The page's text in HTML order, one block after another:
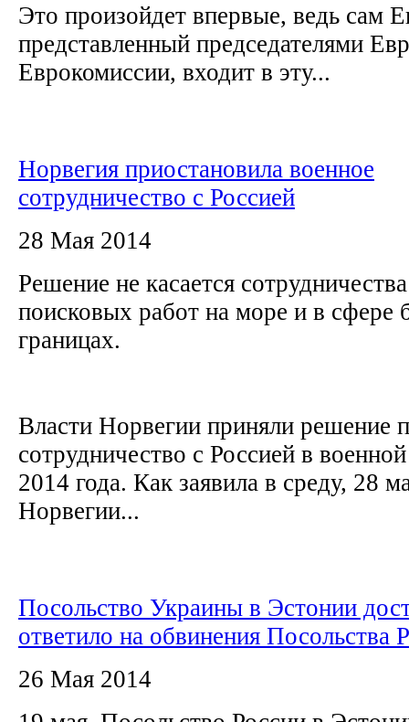
Это произойдет впервые, ведь сам
представленный председателями
Еврокомиссии, входит в эту...
Норвегия приостановила военное
сотрудничество с Россией
28 Мая 2014
Решение не касается
поисковых работ на море и в сфере
границах.
Власти Норвегии приняли решение
сотрудничество с Россией в
2014 года. Как заявила в среду, 28
Норвегии...
Посольство Украины в Эстонии
ответило на обвинения Посольства
26 Мая 2014